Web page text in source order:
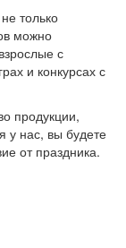
только
можно
с
и конкурсах с
продукции,
у нас, вы будете
от праздника.